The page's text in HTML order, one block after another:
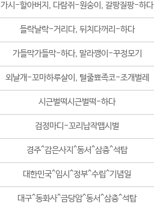
가시-할아버지, 다람쥐-원숭이, 갈팡질팡-하다
들락날락-거리다, 뒤치다꺼리-하다
가들막가들막-하다, 말라깽이-꾸정모기
외날개-꼬마하루살이, 털줄뾰족코-조개벌레
시근벌떡시근벌떡-하다
검정마디-꼬리납작맵시벌
경주^감은사지^동서^삼층^석탑
대한민국^임시^정부^수립^기념일
대구^동화사^금당암^동서^삼층^석탑